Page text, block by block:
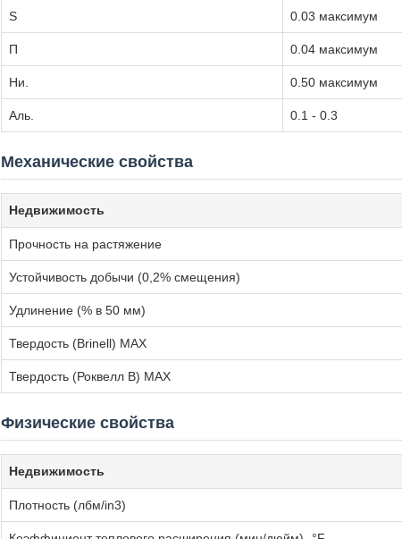
S 0.03 максимум
П 0.04 максимум
Ни. 0.50 максимум
Аль. 0.1 - 0.3
Механические свойства
Недвижимость
Прочность на растяжение
Устойчивость добычи (0,2% смещения)
Удлинение (% в 50 мм)
Твердость (Brinell) MAX
Твердость (Роквелл В) MAX
Физические свойства
Недвижимость
Плотность (лбм/in3)